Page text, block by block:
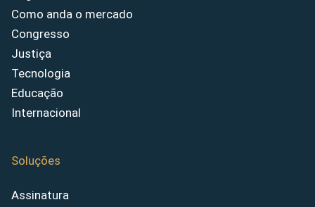
Como anda o mercado
Congresso
Justiça
Tecnologia
Educação
Internacional
Soluções
Assinatura